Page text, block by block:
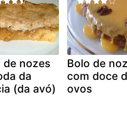
de nozes
da
(da avó)
Bolo de noz
com doce
ovos